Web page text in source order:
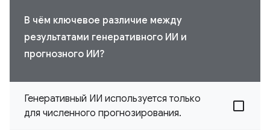
В чём ключевое различие между
результатами генеративного ИИ и
прогнозного ИИ?
Генеративный ИИ используется только
для численного прогнозирования.